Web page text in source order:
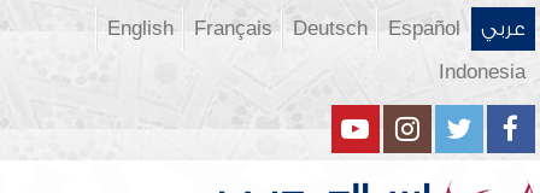
عربي Español
Deutsch
Français
English
Indonesia